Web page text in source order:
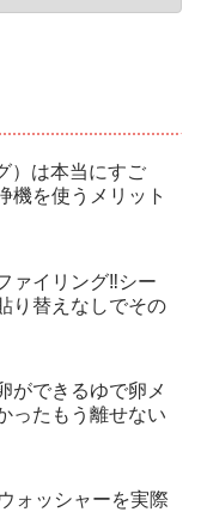
）は本当にすご
機を使うメリット
ァイリング‼︎シー
り替えなしでその
ができるゆで卵メ
ったもう離せない
ォッシャーを実際